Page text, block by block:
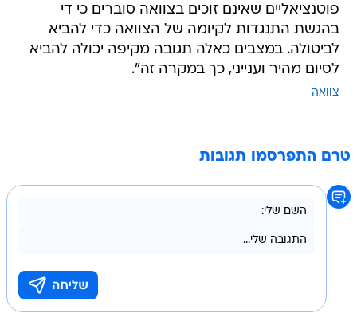
פוטנציאליים שאינם זוכים בצוואה סוברים כי די
בהגשת התנגדות לקיומה של הצוואה כדי להביא
לביטולה. במצבים כאלה תגובה מקיפה יכולה להביא
לסיום מהיר וענייני, כך במקרה זה".
צוואה
טרם התפרסמו תגובות